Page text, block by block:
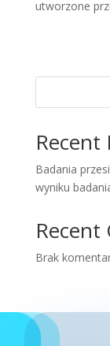
utworzone
Recent
Badania
wyniku
Recent
Brak